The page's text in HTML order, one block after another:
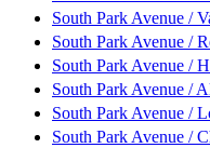
South Park Avenue /
South Park Avenue /
South Park Avenue /
South Park Avenue /
South Park Avenue /
South Park Avenue /